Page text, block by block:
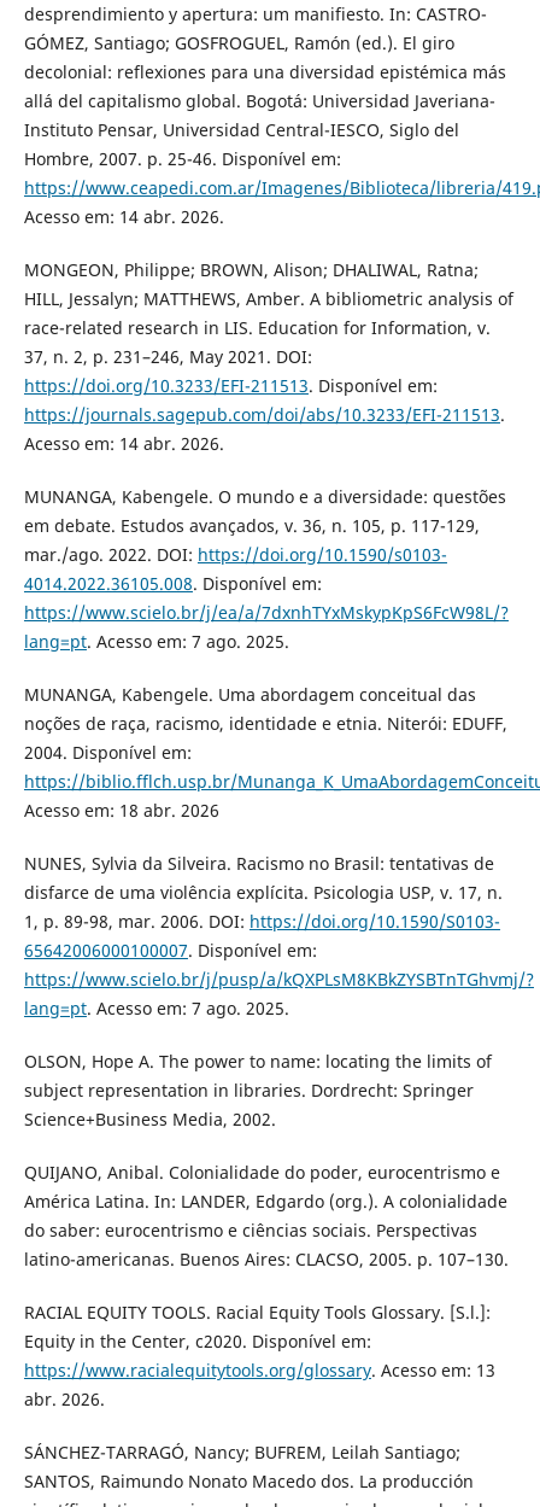
desprendimiento y apertura: um manifiesto. In: CASTRO-
GÓMEZ, Santiago; GOSFROGUEL, Ramón (ed.). El giro
decolonial: reflexiones para una diversidad epistémica más
allá del capitalismo global. Bogotá: Universidad Javeriana-
Instituto Pensar, Universidad Central-IESCO, Siglo del
Hombre, 2007. p. 25-46. Disponível em:
https://www.ceapedi.com.ar/Imagenes/Biblioteca/libreria/
Acesso em: 14 abr. 2026.
MONGEON, Philippe; BROWN, Alison; DHALIWAL, Ratna;
HILL, Jessalyn; MATTHEWS, Amber. A bibliometric analysis of
race-related research in LIS. Education for Information, v.
37, n. 2, p. 231–246, May 2021. DOI:
https://doi.org/10.3233/EFI-211513. Disponível em:
https://journals.sagepub.com/doi/abs/10.3233/EFI-211513.
Acesso em: 14 abr. 2026.
MUNANGA, Kabengele. O mundo e a diversidade: questões
em debate. Estudos avançados, v. 36, n. 105, p. 117-129,
mar./ago. 2022. DOI: https://doi.org/10.1590/s0103-
4014.2022.36105.008. Disponível em:
https://www.scielo.br/j/ea/a/7dxnhTYxMskypKpS6FcW98L/?
lang=pt. Acesso em: 7 ago. 2025.
MUNANGA, Kabengele. Uma abordagem conceitual das
noções de raça, racismo, identidade e etnia. Niterói: EDUFF,
2004. Disponível em:
https://biblio.fflch.usp.br/
Acesso em: 18 abr. 2026
NUNES, Sylvia da Silveira. Racismo no Brasil: tentativas de
disfarce de uma violência explícita. Psicologia USP, v. 17, n.
1, p. 89-98, mar. 2006. DOI: https://doi.org/10.1590/S0103-
65642006000100007. Disponível em:
https://www.scielo.br/j/pusp/a/kQXPLsM8KBkZYSBTnTGhvmj/?
lang=pt. Acesso em: 7 ago. 2025.
OLSON, Hope A. The power to name: locating the limits of
subject representation in libraries. Dordrecht: Springer
Science+Business Media, 2002.
QUIJANO, Anibal. Colonialidade do poder, eurocentrismo e
América Latina. In: LANDER, Edgardo (org.). A colonialidade
do saber: eurocentrismo e ciências sociais. Perspectivas
latino-americanas. Buenos Aires: CLACSO, 2005. p. 107–130.
RACIAL EQUITY TOOLS. Racial Equity Tools Glossary. [S.l.]:
Equity in the Center, c2020. Disponível em:
https://www.racialequitytools.org/glossary. Acesso em: 13
abr. 2026.
SÁNCHEZ-TARRAGÓ, Nancy; BUFREM, Leilah Santiago;
SANTOS, Raimundo Nonato Macedo dos. La producción